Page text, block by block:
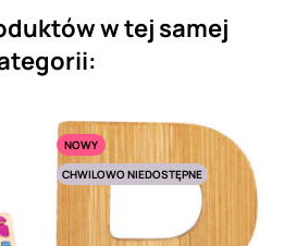
w tej samej
NOWY
CHWILOWO NIEDOSTĘPNE